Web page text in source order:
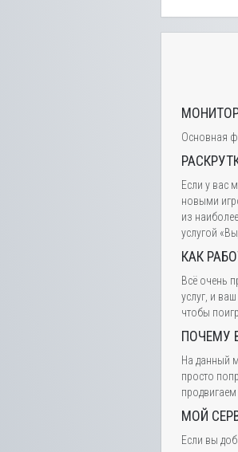
Основная
Если у вас
новыми
из
услугой
КАК
Всё очень
услуг, и
чтобы
ПОЧЕМУ
На данный
просто
продвигаем
МОЙ
Если вы